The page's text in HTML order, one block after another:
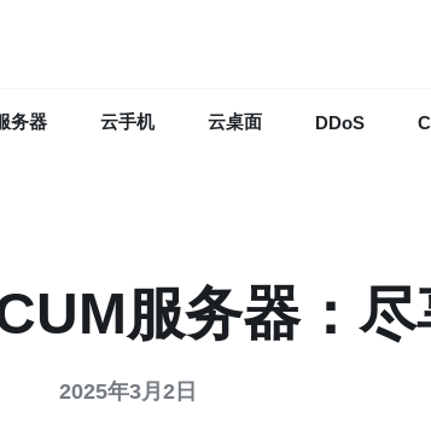
务器 云手机 云桌面 DDoS
服务器：
2025年3月2日